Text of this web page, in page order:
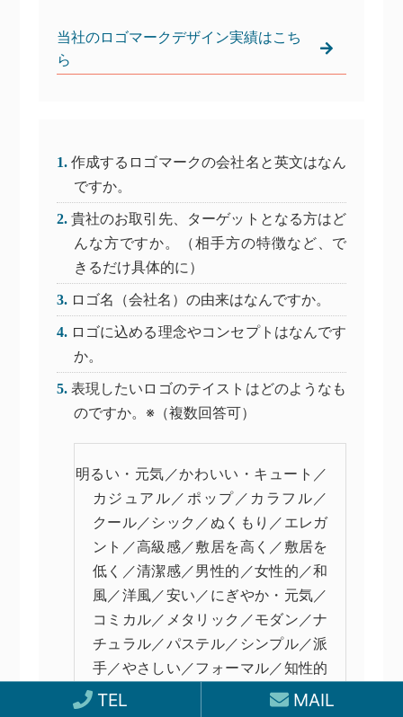
当社のロゴマークデザイン実績はこち
ら
作成するロゴマークの会社名と英文はなん
ですか。
貴社のお取引先、ターゲットとなる方はど
んな方ですか。（相手方の特徴など、で
きるだけ具体的に）
ロゴ名（会社名）の由来はなんですか。
ロゴに込める理念やコンセプトはなんです
か。
表現したいロゴのテイストはどのようなも
のですか。※（複数回答可）
明るい・元気／かわいい・キュート／
カジュアル／ポップ／カラフル／
クール／シック／ぬくもり／エレガ
ント／高級感／敷居を高く／敷居を
低く／清潔感／男性的／女性的／和
風／洋風／安い／にぎやか・元気／
コミカル／メタリック／モダン／ナ
チュラル／パステル／シンプル／派
手／やさしい／フォーマル／知性的
／信頼・堅実／重厚
TEL MAIL